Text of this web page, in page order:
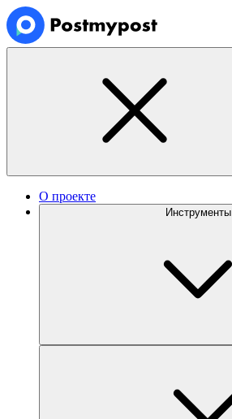
О проекте
Инструменты